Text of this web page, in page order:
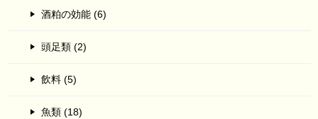
酒粕の効能 (6)
頭足類 (2)
飲料 (5)
魚類 (18)